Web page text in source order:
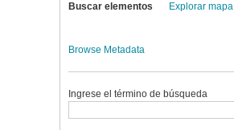
Buscar elementos Explorar mapa
Browse Metadata
Ingrese el término de búsqueda